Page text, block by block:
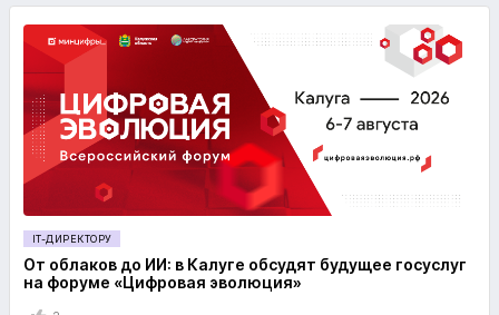
IT-ДИРЕКТОРУ
От облаков до ИИ: в Калуге обсудят будущее госуслуг
на форуме «Цифровая эволюция»